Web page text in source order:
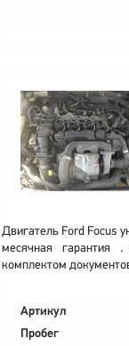
Двигатель Ford Focus
месячная гарантия
комплектом
Артикул
Пробег